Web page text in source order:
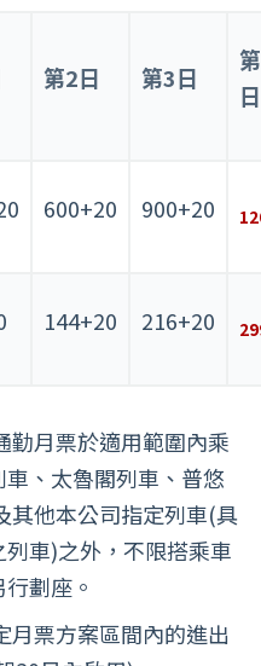
第2日 第3日
日
600+20 900+20
144+20 216+20
勤月票於適用範圍內乘
、太魯閣列車、普悠
其他本公司指定列車(具
車)之外，不限搭乘車
劃座。
月票方案區間內的進出